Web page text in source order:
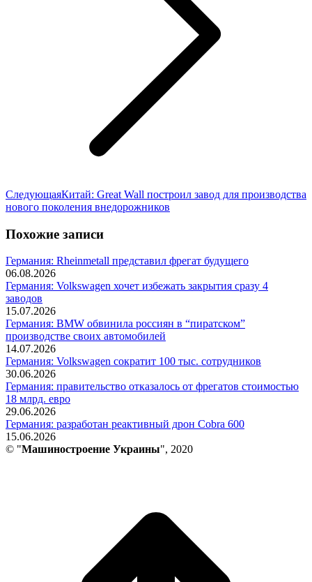
СледующаяСледующая
запись:
Китай: Great Wall построил завод для производства
нового поколения внедорожников
Похожие записи
Германия: Rheinmetall представил фрегат будущего
06.08.2026
Германия: Volkswagen хочет избежать закрытия сразу 4
заводов
15.07.2026
Германия: BMW обвинила россиян в “пиратском”
производстве своих автомобилей
14.07.2026
Германия: Volkswagen сократит 100 тыс. сотрудников
30.06.2026
Германия: правительство отказалось от фрегатов стоимостью
18 млрд. евро
29.06.2026
Германия: разработан реактивный дрон Cobra 600
15.06.2026
© "Машиностроение Украины", 2020